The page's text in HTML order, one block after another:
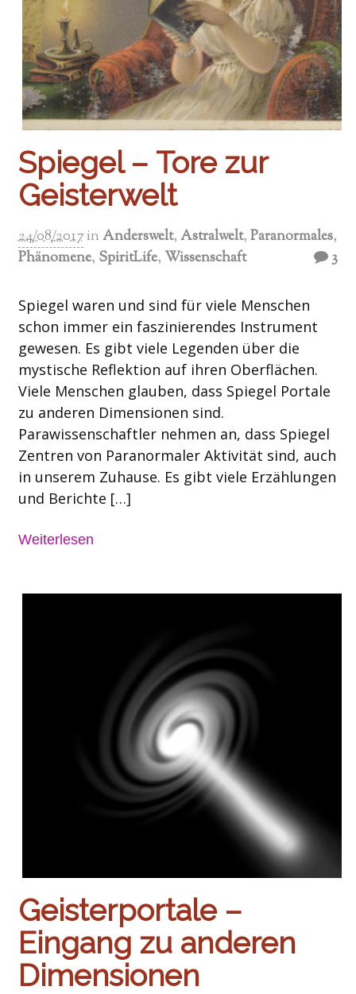
Spiegel – Tore zur
Geisterwelt
24/08/2017 inAnderswelt,Astralwelt,Paranormales,
Phänomene, SpiritLife,Wissenschaft 3
Spiegel waren und sind für viele Menschen
schon immer ein faszinierendes Instrument
gewesen. Es gibt viele Legenden über die
mystische Reflektion auf ihren Oberflächen.
Viele Menschen glauben, dass Spiegel Portale
zu anderen Dimensionen sind.
Parawissenschaftler nehmen an, dass Spiegel
Zentren von Paranormaler Aktivität sind, auch
in unserem Zuhause. Es gibt viele Erzählungen
und Berichte […]
Weiterlesen
Geisterportale –
Eingang zu anderen
Dimensionen